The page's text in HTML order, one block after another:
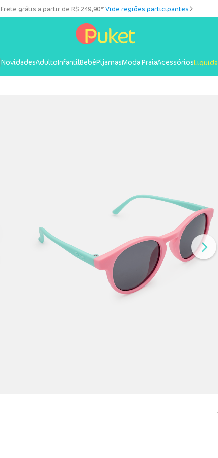
Frete grátis a partir de R$ 249,90*Vide regiões participantes
NovidadesAdultoInfantilBebêPijamasModa PraiaAcessóriosLiquida